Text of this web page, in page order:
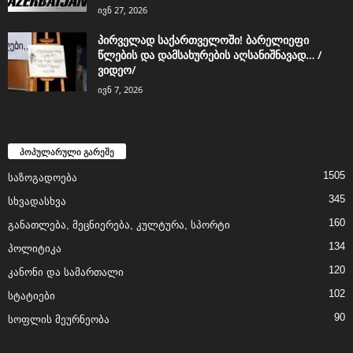
ივნ 27, 2026
პირველად საქართველოში! ბარელიეფი
წლების და დამსახურების აღსანიშნავად… /
ვიდეო/
ივნ 7, 2026
პოპულარული გარეშე
საზოგადოება 1505
სხვადასხვა 345
განათლება, მეცნიერება, კულტურა, სპორტი 160
პოლიტიკა 134
კანონი და სამართალი 120
სტატიები 102
სოფლის მეურნეობა 90